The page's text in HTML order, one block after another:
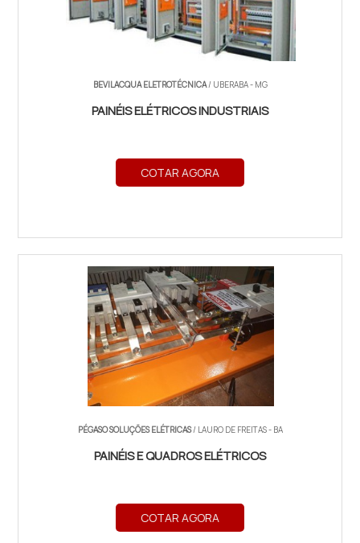
BEVILACQUA ELETROTÉCNICA/ UBERABA - MG
PAINÉIS ELÉTRICOS INDUSTRIAIS
COTAR AGORA
PÉGASO SOLUÇÕES ELÉTRICAS/ LAURO DE FREITAS - BA
PAINÉIS E QUADROS ELÉTRICOS
COTAR AGORA